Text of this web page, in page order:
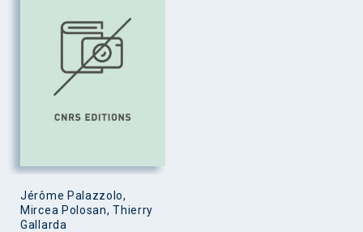
Jérôme Palazzolo,
Mircea Polosan, Thierry
Gallarda